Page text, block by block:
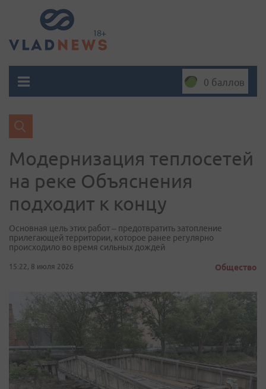
0 баллов
Модернизация теплосетей
на реке Объяснения
подходит к концу
Основная цель этих работ – предотвратить затопление
прилегающей территории, которое ранее регулярно
происходило во время сильных дождей
15:22, 8 июля 2026 Общество